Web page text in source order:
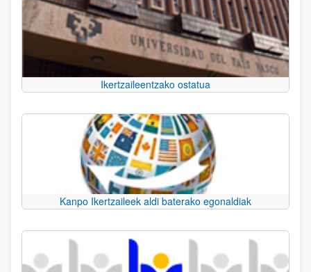
Ikertzaileentzako ostatua
Kanpo Ikertzaileek aldi baterako egonaldiak